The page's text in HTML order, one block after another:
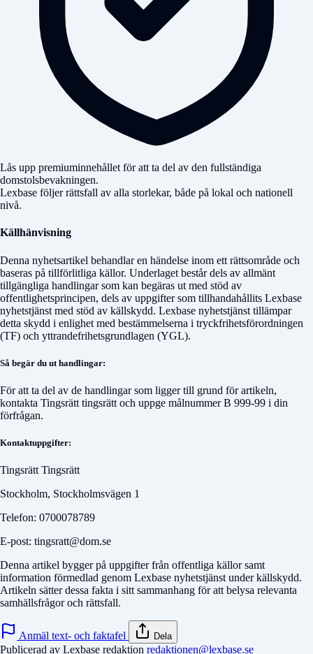
Lås upp premiuminnehållet för att ta del av den fullständiga
domstolsbevakningen.
Lexbase följer rättsfall av alla storlekar, både på lokal och nationell
nivå.
Källhänvisning
Denna nyhetsartikel behandlar en händelse inom ett rättsområde och
baseras på tillförlitliga källor. Underlaget består dels av allmänt
tillgängliga handlingar som kan begäras ut med stöd av
offentlighetsprincipen, dels av uppgifter som tillhandahållits Lexbase
nyhetstjänst med stöd av källskydd. Lexbase nyhetstjänst tillämpar
detta skydd i enlighet med bestämmelserna i tryckfrihetsförordningen
(TF) och yttrandefrihetsgrundlagen (YGL).
Så begär du ut handlingar:
För att ta del av de handlingar som ligger till grund för artikeln,
kontakta Tingsrätt tingsrätt och uppge målnummerB 999-99 i din
förfrågan.
Kontaktuppgifter:
Tingsrätt Tingsrätt
Stockholm, Stockholmsvägen 1
Telefon: 0700078789
E-post: tingsratt@dom.se
Denna artikel bygger på uppgifter från offentliga källor samt
information förmedlad genom Lexbase nyhetstjänst under källskydd.
Artikeln sätter dessa fakta i sitt sammanhang för att belysa relevanta
samhällsfrågor och rättsfall.
Anmäl text- och faktafel Dela
Publicerad av Lexbase redaktion redaktionen@lexbase.se